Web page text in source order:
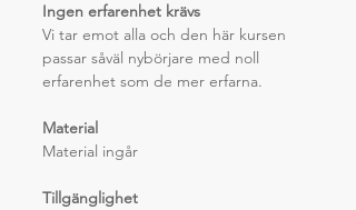
Ingen erfarenhet krävs
Vi tar emot alla och den här kursen
passar såväl nybörjare med noll
erfarenhet som de mer erfarna.
Material
Material ingår
Tillgänglighet